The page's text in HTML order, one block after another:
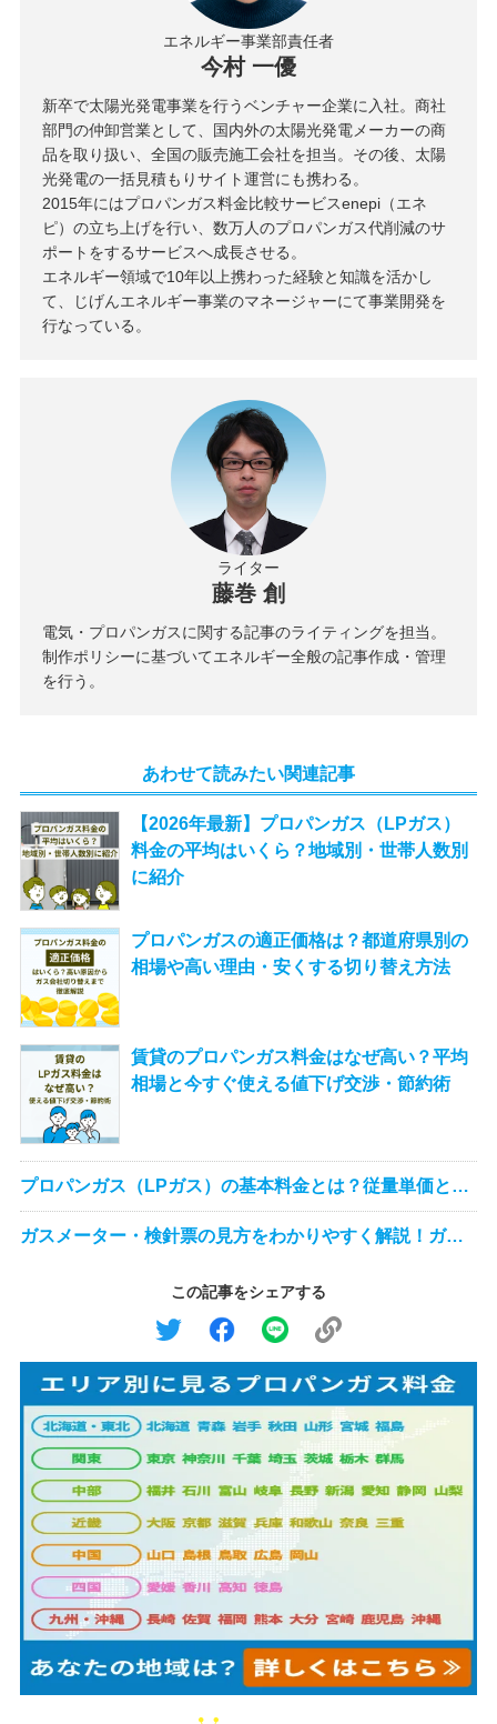
エネルギー事業部責任者
今村 一優
新卒で太陽光発電事業を行うベンチャー企業に入社。商社
部門の仲卸営業として、国内外の太陽光発電メーカーの商
品を取り扱い、全国の販売施工会社を担当。その後、太陽
光発電の一括見積もりサイト運営にも携わる。
2015年にはプロパンガス料金比較サービスenepi（エネ
ピ）の立ち上げを行い、数万人のプロパンガス代削減のサ
ポートをするサービスへ成長させる。
エネルギー領域で10年以上携わった経験と知識を活かし
て、じげんエネルギー事業のマネージャーにて事業開発を
行なっている。
ライター
藤巻 創
電気・プロパンガスに関する記事のライティングを担当。
制作ポリシーに基づいてエネルギー全般の記事作成・管理
を行う。
あわせて読みたい関連記事
【2026年最新】プロパンガス（LPガス）
料金の平均はいくら？地域別・世帯人数別
に紹介
プロパンガスの適正価格は？都道府県別の
相場や高い理由・安くする切り替え方法
賃貸のプロパンガス料金はなぜ高い？平均
相場と今すぐ使える値下げ交渉・節約術
プロパンガス（LPガス）の基本料金とは？従量単価との
計算方法や平均価格について解説します
ガスメーター・検針票の見方をわかりやすく解説！ガス
この記事をシェアする